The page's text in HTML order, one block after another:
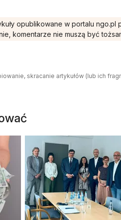
opublikowane w portalu
komentarze nie muszą być
skracanie artykułów (lub ich